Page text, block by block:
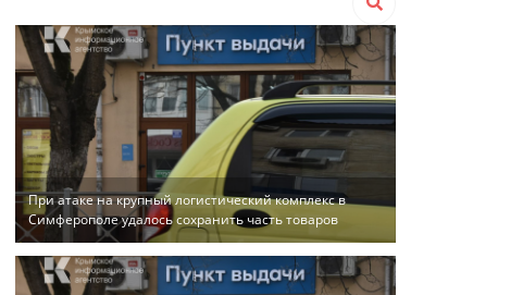
При атаке на крупный логистический комплекс в
Симферополе удалось сохранить часть товаров